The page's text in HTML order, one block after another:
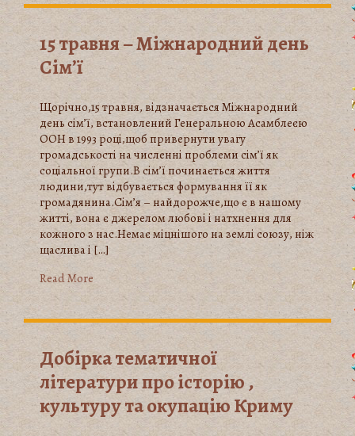
15 травня – Міжнародний день
Сім’ї
Щорічно,15 травня, відзначається Міжнародний
день сім’ї, встановлений Генеральною Асамблеєю
ООН в 1993 році,щоб привернути увагу
громадськості на численні проблеми сім’ї як
соціальної групи.В сім’ї починається життя
людини,тут відбувається формування її як
громадянина.Сім’я – найдорожче,що є в нашому
житті, вона є джерелом любові і натхнення для
кожного з нас.Немає міцнішого на землі союзу, ніж
щаслива і […]
Read More
Добірка тематичної
літератури про історію ,
культуру та окупацію Криму